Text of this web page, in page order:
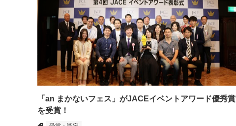
「an まかないフェス」がJACEイベントアワード優秀賞
を受賞！